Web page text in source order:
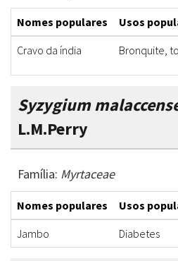
Nomes populares Usos
Cravo da índia
Bronquite,
Syzygium
L.M.Perry
Família: Myrtaceae
Nomes populares Usos
Jambo
Diabetes